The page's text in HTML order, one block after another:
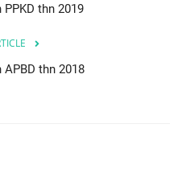
PPKD thn 2019
APBD thn 2018